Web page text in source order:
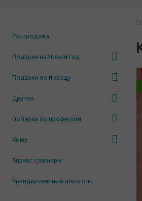
Распродажа
Подарки на Новый год
Подарки по поводу
Другое
Подарки по профессии
Кому
Бизнес сувениры
Брендированный алкоголь